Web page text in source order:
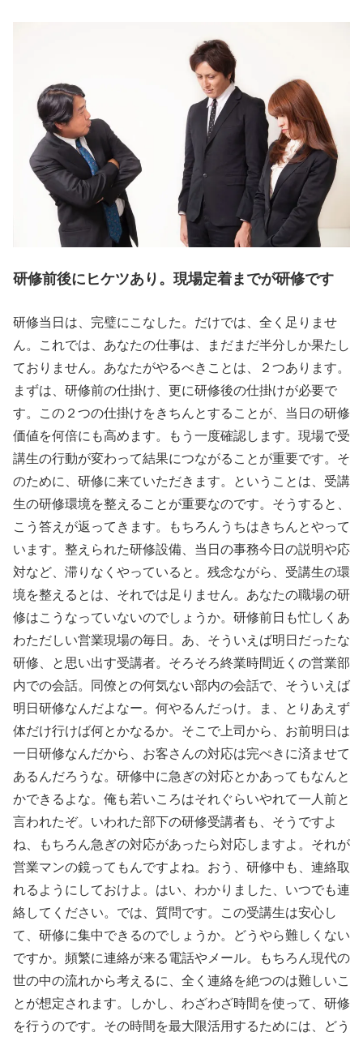
研修前後にヒケツあり。現場定着までが研修です
研修当日は、完璧にこなした。だけでは、全く足りませ
ん。これでは、あなたの仕事は、まだまだ半分しか果たし
ておりません。あなたがやるべきことは、２つあります。
まずは、研修前の仕掛け、更に研修後の仕掛けが必要で
す。この２つの仕掛けをきちんとすることが、当日の研修
価値を何倍にも高めます。もう一度確認します。現場で受
講生の行動が変わって結果につながることが重要です。そ
のために、研修に来ていただきます。ということは、受講
生の研修環境を整えることが重要なのです。そうすると、
こう答えが返ってきます。もちろんうちはきちんとやって
います。整えられた研修設備、当日の事務今日の説明や応
対など、滞りなくやっていると。残念ながら、受講生の環
境を整えるとは、それでは足りません。あなたの職場の研
修はこうなっていないのでしょうか。研修前日も忙しくあ
わただしい営業現場の毎日。あ、そういえば明日だったな
研修、と思い出す受講者。そろそろ終業時間近くの営業部
内での会話。同僚との何気ない部内の会話で、そういえば
明日研修なんだよなー。何やるんだっけ。ま、とりあえず
体だけ行けば何とかなるか。そこで上司から、お前明日は
一日研修なんだから、お客さんの対応は完ぺきに済ませて
あるんだろうな。研修中に急ぎの対応とかあってもなんと
かできるよな。俺も若いころはそれぐらいやれて一人前と
言われたぞ。いわれた部下の研修受講者も、そうですよ
ね、もちろん急ぎの対応があったら対応しますよ。それが
営業マンの鏡ってもんですよね。おう、研修中も、連絡取
れるようにしておけよ。はい、わかりました、いつでも連
絡してください。では、質問です。この受講生は安心し
て、研修に集中できるのでしょうか。どうやら難しくない
ですか。頻繁に連絡が来る電話やメール。もちろん現代の
世の中の流れから考えるに、全く連絡を絶つのは難しいこ
とが想定されます。しかし、わざわざ時間を使って、研修
を行うのです。その時間を最大限活用するためには、どう